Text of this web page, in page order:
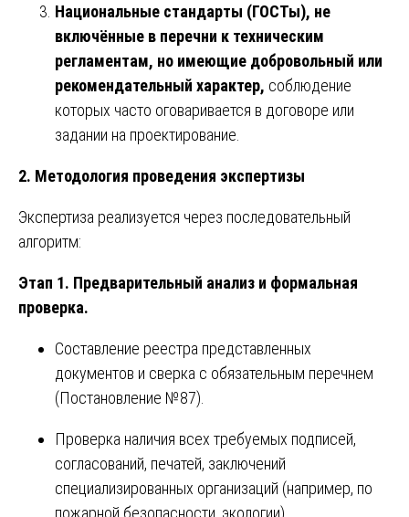
Национальные стандарты (ГОСТы), не
включённые в перечни к техническим
регламентам, но имеющие добровольный или
рекомендательный характер, соблюдение
которых часто оговаривается в договоре или
задании на проектирование.
2. Методология проведения экспертизы
Экспертиза реализуется через последовательный
алгоритм:
Этап 1. Предварительный анализ и формальная
проверка.
Составление реестра представленных
документов и сверка с обязательным перечнем
(Постановление №87).
Проверка наличия всех требуемых подписей,
согласований, печатей, заключений
специализированных организаций (например, по
пожарной безопасности, экологии).